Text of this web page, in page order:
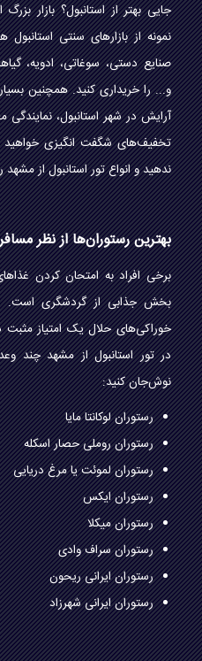
جایی بهتر از استانبول؟ بازار
نمونه از بازار‌های سنتی
صنایع دستی، سوغاتی، ادویه،
و... را خریداری کنید. همچنین
آرایش در شهر استانبول، نمایندگی
تخفیف‌های شگفت انگیزی
ندهید و انواع تور استانبول از مشهد
بهترین رستوران‌ها از نظر
برخی افراد به امتحان کردن
بخش جذابی از گردشگری است.
خوراکی‌های حلال یک امتیاز مثبت
در تور استانبول از مشهد چند
نوش‌جان کنید:
رستوران لوکانتا مایا
رستوران روملی حصار اسکله
رستوران لموئت یا مرغ دریایی
رستوران ایکس
رستوران میکلا
رستوران سراف وادی
رستوران ایرانی ریحون
رستوران ایرانی شهرزاد